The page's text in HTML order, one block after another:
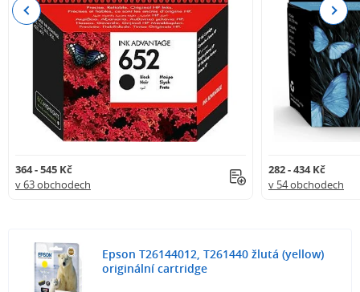
364 - 545 Kč
v 63 obchodech
282 - 434 Kč
v 54 obchodech
Previous Next
Epson T26144012, T261440 žlutá (yellow)
originální cartridge